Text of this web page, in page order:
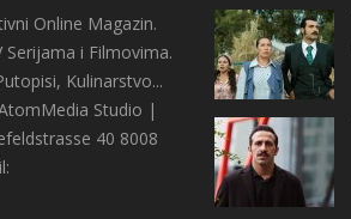
Online Magazin.
i Filmovima.
Kulinarstvo...
Studio |
40 8008